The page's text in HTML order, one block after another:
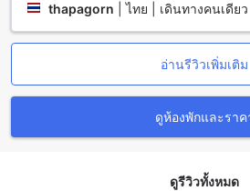
เปลี่ยนรถเมล์เพื่อเดินทางไปยังโดซ์โฮสเ
สถานที่ท่องเที่ยวรอบๆ Doze Hostel
Doze Hostel ตั้งอยู่ใกล้กับหลายสถานที่
เชียงใหม่ หากคุณต้องการสัมผัสบรรยา
ของเมืองเชียงใหม่ คุณสามารถเดินทาง
วัดที่มีสถาปัตยกรรมสวยงามและเป็นที่นิ
เมือง ที่เป็นวัดที่มีประวัติศาสตร์ยาวนาน
thapagorn |ไทย | เดินทางคนเดียว
อ่านรีวิวเพิ่มเติม
ดูห้องพักและราค
ดูรีวิวทั้งหมด